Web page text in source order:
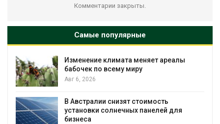
Комментарии закрыты.
Самые популярные
Изменение климата меняет ареалы
бабочек по всему миру
Авг 6, 2026
В Австралии снизят стоимость
установки солнечных панелей для
бизнеса